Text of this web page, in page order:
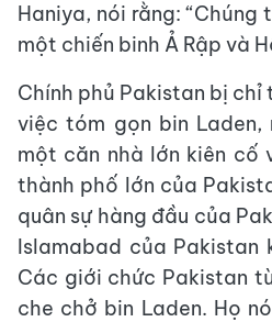
Haniya, nói rằng:
một chiến binh Ả Rập và
Chính phủ Pakistan bị
việc tóm gọn bin Laden,
một căn nhà lớn kiên cố
thành phố lớn của
quân sự hàng đầu của
Islamabad của Pakistan
Các giới chức Pakistan
che chở bin Laden. Họ